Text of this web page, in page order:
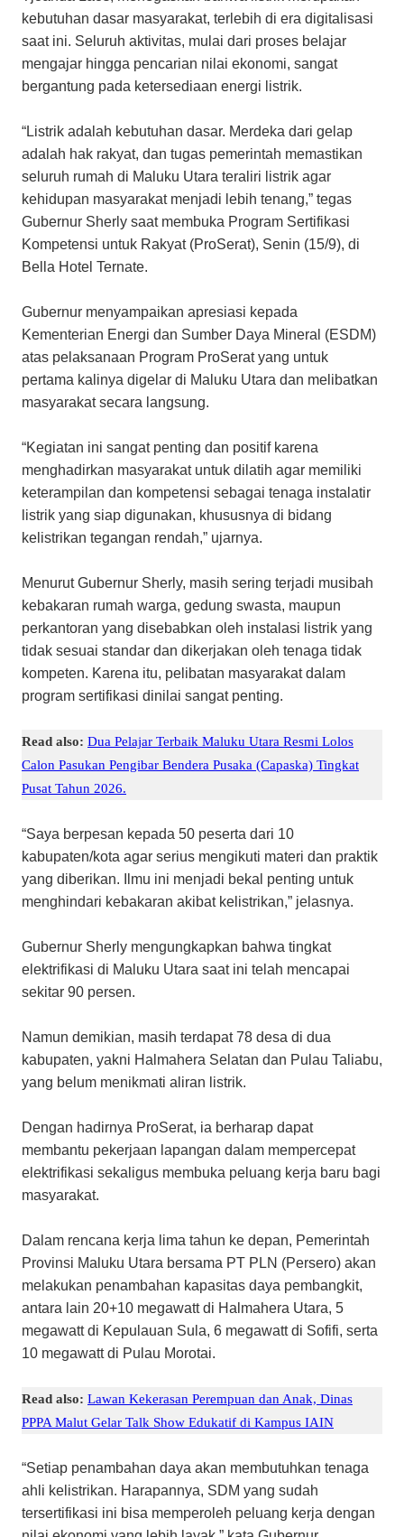
kebutuhan dasar masyarakat, terlebih di era digitalisasi
saat ini. Seluruh aktivitas, mulai dari proses belajar
mengajar hingga pencarian nilai ekonomi, sangat
bergantung pada ketersediaan energi listrik.
“Listrik adalah kebutuhan dasar. Merdeka dari gelap
adalah hak rakyat, dan tugas pemerintah memastikan
seluruh rumah di Maluku Utara teraliri listrik agar
kehidupan masyarakat menjadi lebih tenang,” tegas
Gubernur Sherly saat membuka Program Sertifikasi
Kompetensi untuk Rakyat (ProSerat), Senin (15/9), di
Bella Hotel Ternate.
Gubernur menyampaikan apresiasi kepada
Kementerian Energi dan Sumber Daya Mineral (ESDM)
atas pelaksanaan Program ProSerat yang untuk
pertama kalinya digelar di Maluku Utara dan melibatkan
masyarakat secara langsung.
“Kegiatan ini sangat penting dan positif karena
menghadirkan masyarakat untuk dilatih agar memiliki
keterampilan dan kompetensi sebagai tenaga instalatir
listrik yang siap digunakan, khususnya di bidang
kelistrikan tegangan rendah,” ujarnya.
Menurut Gubernur Sherly, masih sering terjadi musibah
kebakaran rumah warga, gedung swasta, maupun
perkantoran yang disebabkan oleh instalasi listrik yang
tidak sesuai standar dan dikerjakan oleh tenaga tidak
kompeten. Karena itu, pelibatan masyarakat dalam
program sertifikasi dinilai sangat penting.
Read also: Dua Pelajar Terbaik Maluku Utara Resmi Lolos
Calon Pasukan Pengibar Bendera Pusaka (Capaska) Tingkat
Pusat Tahun 2026.
“Saya berpesan kepada 50 peserta dari 10
kabupaten/kota agar serius mengikuti materi dan praktik
yang diberikan. Ilmu ini menjadi bekal penting untuk
menghindari kebakaran akibat kelistrikan,” jelasnya.
Gubernur Sherly mengungkapkan bahwa tingkat
elektrifikasi di Maluku Utara saat ini telah mencapai
sekitar 90 persen.
Namun demikian, masih terdapat 78 desa di dua
kabupaten, yakni Halmahera Selatan dan Pulau Taliabu,
yang belum menikmati aliran listrik.
Dengan hadirnya ProSerat, ia berharap dapat
membantu pekerjaan lapangan dalam mempercepat
elektrifikasi sekaligus membuka peluang kerja baru bagi
masyarakat.
Dalam rencana kerja lima tahun ke depan, Pemerintah
Provinsi Maluku Utara bersama PT PLN (Persero) akan
melakukan penambahan kapasitas daya pembangkit,
antara lain 20+10 megawatt di Halmahera Utara, 5
megawatt di Kepulauan Sula, 6 megawatt di Sofifi, serta
10 megawatt di Pulau Morotai.
Read also: Lawan Kekerasan Perempuan dan Anak, Dinas
PPPA Malut Gelar Talk Show Edukatif di Kampus IAIN
“Setiap penambahan daya akan membutuhkan tenaga
ahli kelistrikan. Harapannya, SDM yang sudah
tersertifikasi ini bisa memperoleh peluang kerja dengan